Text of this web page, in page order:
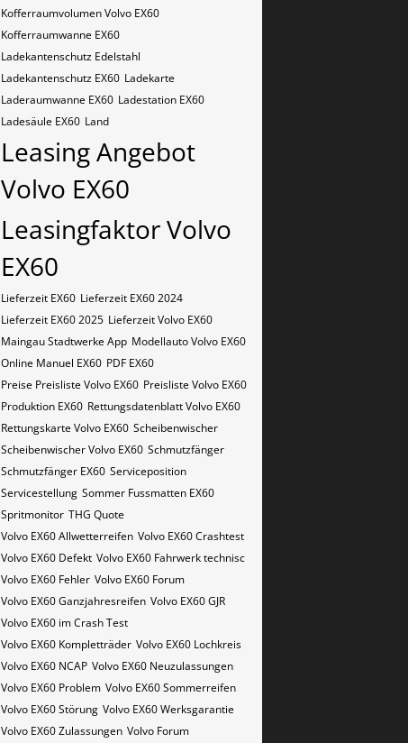
Kofferraumvolumen Volvo EX60
Kofferraumwanne EX60
Ladekantenschutz Edelstahl
Ladekantenschutz EX60 Ladekarte
Laderaumwanne EX60 Ladestation EX60
Ladesäule EX60 Land
Leasing Angebot
Volvo EX60
Leasingfaktor Volvo
EX60
Lieferzeit EX60 Lieferzeit EX60 2024
Lieferzeit EX60 2025 Lieferzeit Volvo EX60
Maingau Stadtwerke App Modellauto Volvo EX60
Online Manuel EX60 PDF EX60
Preise Preisliste Volvo EX60 Preisliste Volvo EX60
Produktion EX60 Rettungsdatenblatt Volvo EX60
Rettungskarte Volvo EX60 Scheibenwischer
Scheibenwischer Volvo​ EX60 Schmutzfänger
Schmutzfänger EX60 Serviceposition
Servicestellung Sommer Fussmatten EX60
Spritmonitor THG Quote
Volvo EX60 Allwetterreifen Volvo EX60 Crashtest
Volvo EX60 Defekt Volvo EX60 Fahrwerk technisc
Volvo EX60 Fehler Volvo EX60 Forum
Volvo EX60 Ganzjahresreifen Volvo EX60 GJR
Volvo EX60 im Crash Test
Volvo EX60 Kompletträder Volvo EX60 Lochkreis
Volvo EX60 NCAP Volvo EX60 Neuzulassungen
Volvo EX60 Problem Volvo EX60 Sommerreifen
Volvo EX60 Störung Volvo EX60 Werksgarantie
Volvo EX60 Zulassungen Volvo Forum